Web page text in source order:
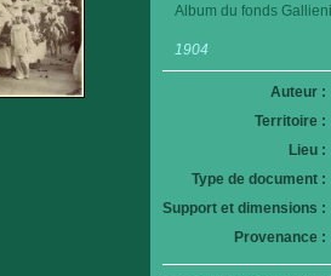
Album du fonds
1904
Auteur :
Territoire :
Lieu :
Type de document :
Support et dimensions :
Provenance :